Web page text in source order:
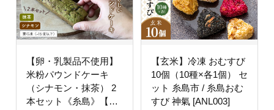
【卵・乳製品不使用】
米粉パウンドケーキ
（シナモン・抹茶） 2
本セット《糸島》【天
【玄米】冷凍 おむすび
10個（10種×各1個） セ
ット 糸島市 / 糸島おむ
すび 神氣 [ANL003]